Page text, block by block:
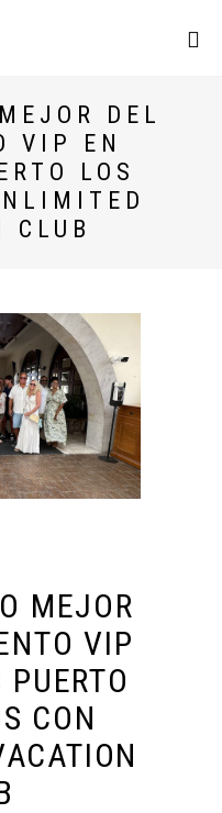
DEL
VIP EN
LOS
CLUB
MEJOR
VIP
CON